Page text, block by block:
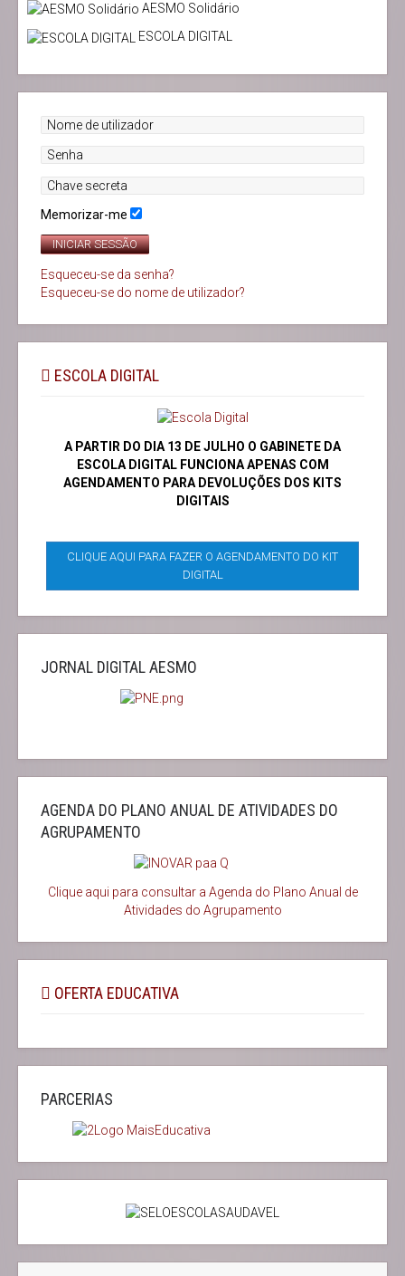
AESMO Solidário
ESCOLA DIGITAL
Memorizar-me
INICIAR SESSÃO
Esqueceu-se da senha?
Esqueceu-se do nome de utilizador?
ESCOLA DIGITAL
A PARTIR DO DIA 13 DE JULHO O GABINETE DA
ESCOLA DIGITAL FUNCIONA APENAS COM
AGENDAMENTO PARA DEVOLUÇÕES DOS KITS
DIGITAIS
CLIQUE AQUI PARA FAZER O AGENDAMENTO DO KIT
DIGITAL
JORNAL DIGITAL AESMO
AGENDA DO PLANO ANUAL DE ATIVIDADES DO
AGRUPAMENTO
Clique aqui para consultar a Agenda do Plano Anual de
Atividades do Agrupamento
OFERTA EDUCATIVA
PARCERIAS